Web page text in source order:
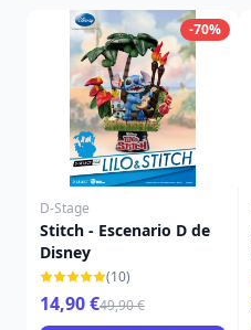
-70%
D-Stage
Stitch - Escenario D de
Disney
(10)
14,90 €49,90 €